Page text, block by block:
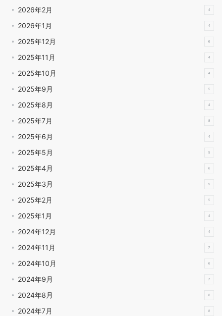
2026年2月 4
2026年1月 4
2025年12月 6
2025年11月 4
2025年10月 4
2025年9月 5
2025年8月 4
2025年7月 8
2025年6月 4
2025年5月 5
2025年4月 6
2025年3月 9
2025年2月 5
2025年1月 4
2024年12月 4
2024年11月 7
2024年10月 6
2024年9月 7
2024年8月 8
2024年7月 8